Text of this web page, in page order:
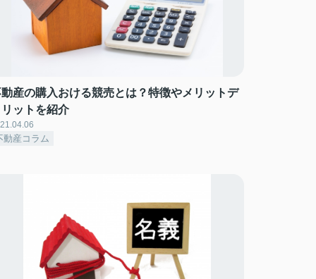
産の購入おける競売とは？特徴やメリットデ
ットを紹介
動産コラム